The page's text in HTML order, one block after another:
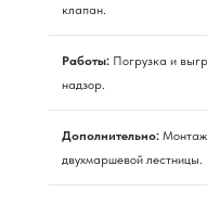
клапан.
Работы: Погрузка и
надзор.
Дополнительно: Монтаж
двухмаршевой лестницы.